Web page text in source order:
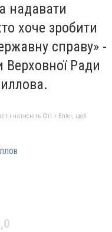
надавати
хоче зробити
справу» -
Верховної Ради
і натисніть Ctrl + Enter, щоб